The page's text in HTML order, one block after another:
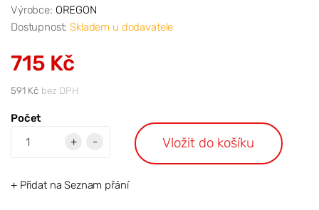
Výrobce: OREGON
Dostupnost:Skladem u dodavatele
715 Kč
591 Kč bez DPH
Počet
+
- Vložit do košíku
+ Přidat na Seznam přání